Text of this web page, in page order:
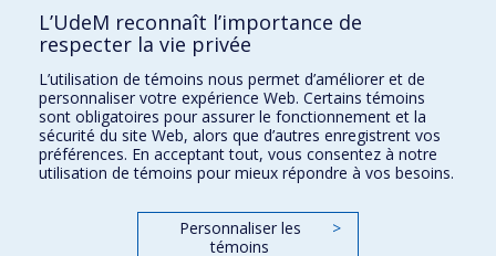
Comment soutenir le CÉRIUM?
BESOIN D'AIDE?
Plan du site
Signaler une erreur
Accessibilité
FACULTÉ DES ARTS ET DES SCIENCES
Nos départements et écoles
L’UdeM reconnaît l’importance de
respecter la vie privée
L’utilisation de témoins nous permet d’améliorer et de
personnaliser votre expérience Web. Certains témoins
sont obligatoires pour assurer le fonctionnement et la
sécurité du site Web, alors que d’autres enregistrent vos
préférences. En acceptant tout, vous consentez à notre
utilisation de témoins pour mieux répondre à vos besoins.
Personnaliser les
témoins
>